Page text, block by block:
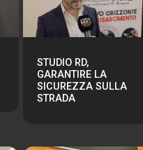
STUDIO RD,
GARANTIRE LA
SICUREZZA SULLA
STRADA